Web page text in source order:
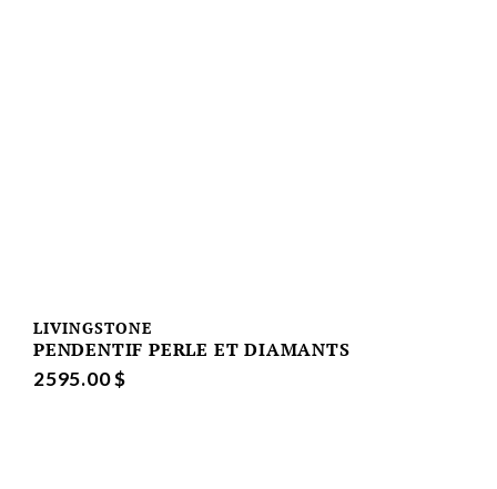
LIVINGSTONE
PENDENTIF PERLE ET DIAMANTS
2595.00 $